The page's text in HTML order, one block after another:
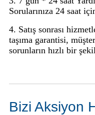
Sorularınıza 24 saat
4. Satış sonrası
taşıma garantisi,
sorunların hızlı bir
Bizi Aksiyon